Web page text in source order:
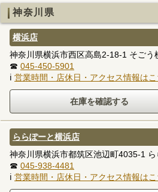
神奈川県
横浜店
神奈川県横浜市西区高島2-18-1 そごう
☎ 045-450-5901
ℹ 営業時間・店休日・アクセス情報はこ
ららぽーと横浜店
神奈川県横浜市都筑区池辺町4035-1
☎ 045-938-4481
ℹ 営業時間・店休日・アクセス情報はこ